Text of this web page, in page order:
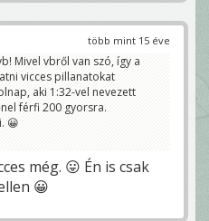
több mint 15 éve
Mivel vbről van szó, így a
vicces pillanatokat
aki 1:32-vel nevezett
férfi 200 gyorsra.
😀
még. 😛 Én is csak
😀